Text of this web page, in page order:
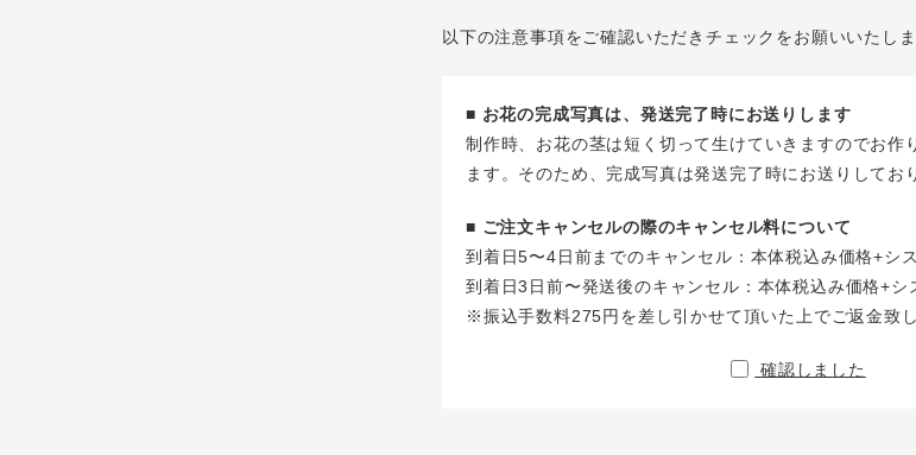
以下の注意事項をご確認いただきチェックをお願いいたしま
■ お花の完成写真は、発送完了時にお送りします
制作時、お花の茎は短く切って生けていきますのでお作
ます。そのため、完成写真は発送完了時にお送りしてお
■ ご注文キャンセルの際のキャンセル料について
到着日5〜4日前までのキャンセル：本体税込み価格+シ
到着日3日前〜発送後のキャンセル：本体税込み価格+シ
※振込手数料275円を差し引かせて頂いた上でご返金致し
確認しました